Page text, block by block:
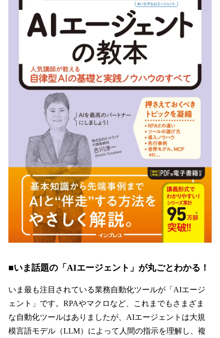
■いま話題の「AIエージェント」が丸ごとわかる！
いま最も注目されている業務自動化ツールが「AIエージ
ェント」です。RPAやマクロなど、これまでもさまざま
な自動化ツールはありましたが、AIエージェントは大規
模言語モデル（LLM）によって人間の指示を理解し、複